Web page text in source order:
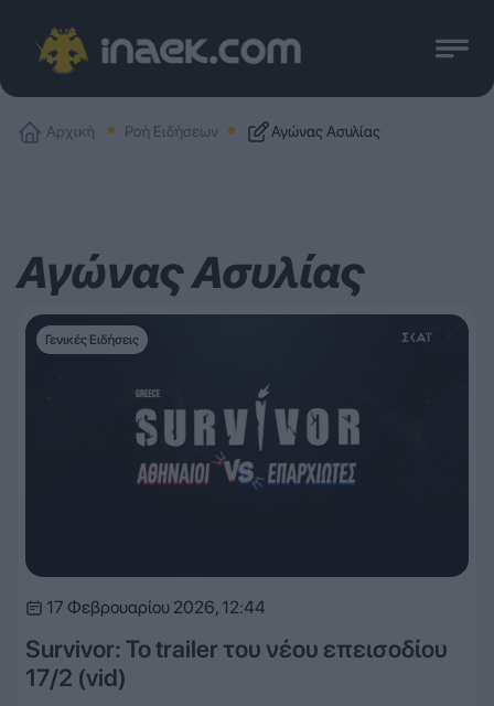
Αρχική Ροή Ειδήσεων Αγώνας Ασυλίας
Αγώνας Ασυλίας
Γενικές Ειδήσεις
17 Φεβρουαρίου 2026, 12:44
Survivor: Το trailer του νέου επεισοδίου
17/2 (vid)